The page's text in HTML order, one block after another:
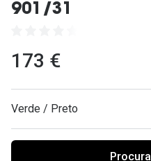
901/31
173 €
Verde / Preto